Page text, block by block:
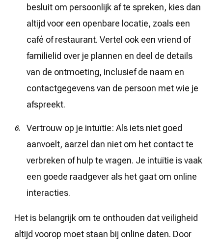
besluit om persoonlijk af te spreken, kies dan
altijd voor een openbare locatie, zoals een
café of restaurant. Vertel ook een vriend of
familielid over je plannen en deel de details
van de ontmoeting, inclusief de naam en
contactgegevens van de persoon met wie je
afspreekt.
Vertrouw op je intuïtie: Als iets niet goed
aanvoelt, aarzel dan niet om het contact te
verbreken of hulp te vragen. Je intuïtie is vaak
een goede raadgever als het gaat om online
interacties.
Het is belangrijk om te onthouden dat veiligheid
altijd voorop moet staan bij online daten. Door